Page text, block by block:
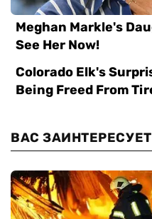
ВАС ЗАИНТЕРЕСУЕТ